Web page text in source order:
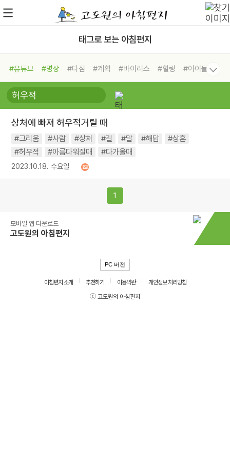
태그로 보는 아침편지
#유튜브 #명상 #다짐 #계획 #바이러스 #힐링
#아이들
#비전캠프
#독서캠프 #삶
#희망
#나눔 #친구 #링컨학교
#독서
#건강 #면역력
상처에 빠져 허우적거릴 때
#그리움 #사람 #상처 #길 #말 #해답
#상흔
#허우적
#아름다워질때 #다가올때
2023.10.18. 수요일
1
모바일 앱 다운로드
고도원의 아침편지
PC 버전
아침편지 소개 추천하기 이용약관
개인정보 처리방침
ⓒ 고도원의 아침편지